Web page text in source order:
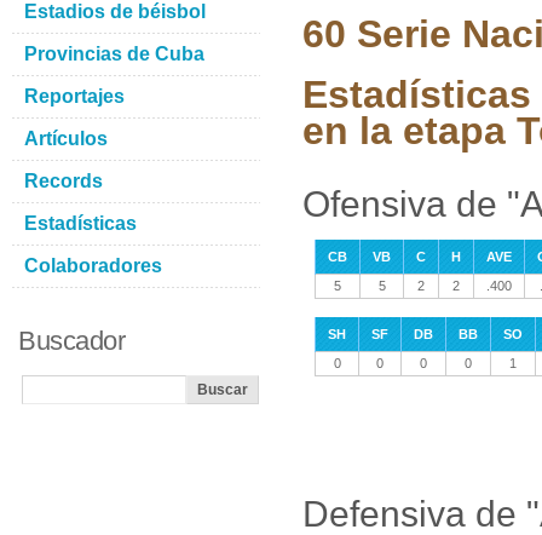
60 Serie
Estadísticas
en la etapa
Ofensiva de
CB VB C H AVE
5
5 2 2 .400
SH SF DB BB
SO
0
0 0 0 1
Defensiva de
Estadios de béisbol
Provincias de Cuba
Reportajes
Artículos
Records
Estadísticas
Colaboradores
Buscador